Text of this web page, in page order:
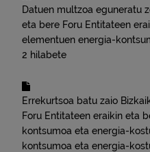
Datuen multzoa eguneratu
eta bere Foru Entitateen
elementuen energia-
2 hilabete
Errekurtsoa batu zaio
Foru Entitateen eraikin eta
kontsumoa eta energia-
kontsumoa eta energia-